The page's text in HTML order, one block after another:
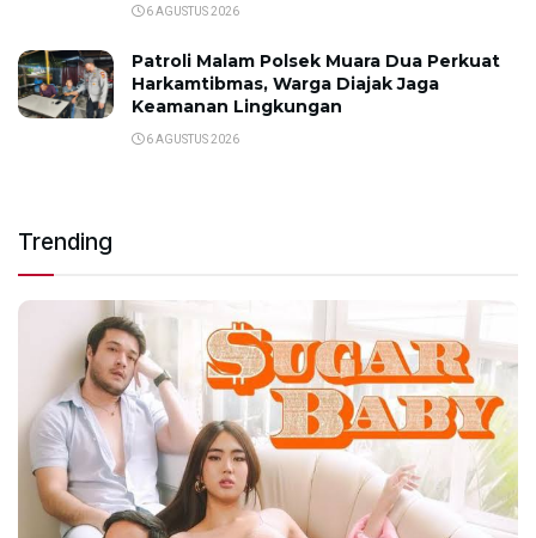
6 AGUSTUS 2026
Patroli Malam Polsek Muara Dua Perkuat
Harkamtibmas, Warga Diajak Jaga
Keamanan Lingkungan
6 AGUSTUS 2026
Trending